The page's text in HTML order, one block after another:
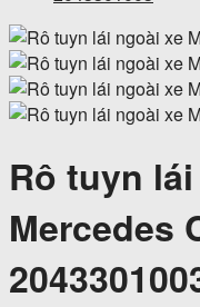
Rô tuyn
Mercedes